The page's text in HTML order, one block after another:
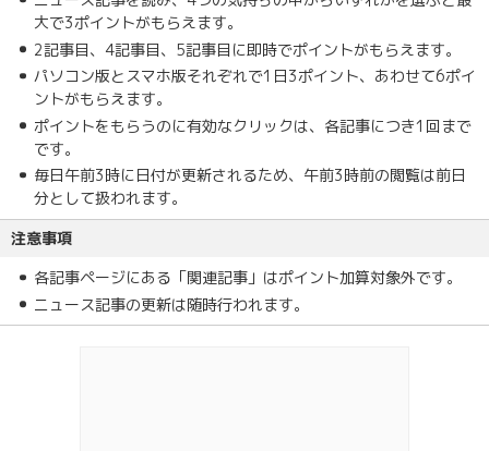
大で3ポイントがもらえます。
2記事目、4記事目、5記事目に即時でポイントがもらえます。
パソコン版とスマホ版それぞれで1日3ポイント、あわせて6ポイ
ントがもらえます。
ポイントをもらうのに有効なクリックは、各記事につき1回まで
です。
毎日午前3時に日付が更新されるため、午前3時前の閲覧は前日
分として扱われます。
注意事項
各記事ページにある「関連記事」はポイント加算対象外です。
ニュース記事の更新は随時行われます。